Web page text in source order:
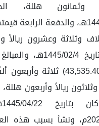
هللة،
وثلاثة وعشرون ريالاً
الحالة بتاريخ 1445/
قدرها (43,535.40) ثلاثة
ريالاً وأربعون
2023/11/06م، ونشأ بسبب هذه